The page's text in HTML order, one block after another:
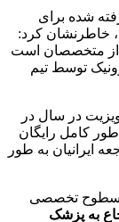
شده برای
خاطرنشان کرد:
از متخصصان است
توسط تیم
ویزیت در سال در
کامل رایگان
ایرانیان به طور
سطوح تخصصی
به پزشک